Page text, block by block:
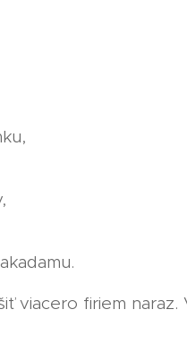
viacero firiem